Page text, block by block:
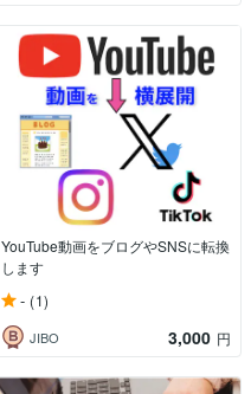
YouTube動画をブログやSNSに転換
します
- (1)
JIBO 3,000 円